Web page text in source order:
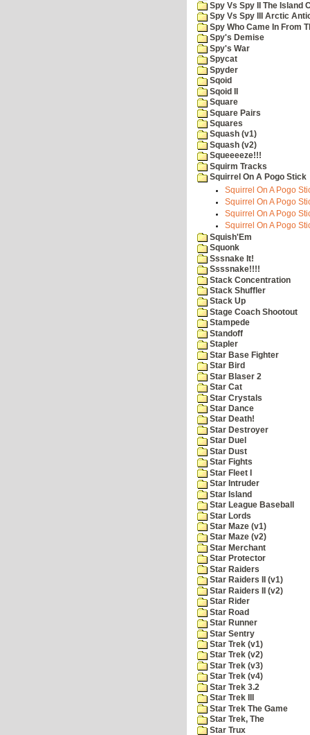
Spy Vs Spy II The Island
Spy Vs Spy III Arctic
Spy Who Came In From
Spy's Demise
Spy's War
Spycat
Spyder
Sqoid
Sqoid II
Square
Square Pairs
Squares
Squash (v1)
Squash (v2)
Squeeeeze!!!
Squirm Tracks
Squirrel On A Pogo Stick
Squirrel On A Pogo
Squirrel On A Pogo
Squirrel On A Pogo
Squirrel On A Pogo
Squish'Em
Squonk
Sssnake It!
Ssssnake!!!!
Stack Concentration
Stack Shuffler
Stack Up
Stage Coach Shootout
Stampede
Standoff
Stapler
Star Base Fighter
Star Bird
Star Blaser 2
Star Cat
Star Crystals
Star Dance
Star Death!
Star Destroyer
Star Duel
Star Dust
Star Fights
Star Fleet I
Star Intruder
Star Island
Star League Baseball
Star Lords
Star Maze (v1)
Star Maze (v2)
Star Merchant
Star Protector
Star Raiders
Star Raiders II (v1)
Star Raiders II (v2)
Star Rider
Star Road
Star Runner
Star Sentry
Star Trek (v1)
Star Trek (v2)
Star Trek (v3)
Star Trek (v4)
Star Trek 3.2
Star Trek III
Star Trek The Game
Star Trek, The
Star Trux